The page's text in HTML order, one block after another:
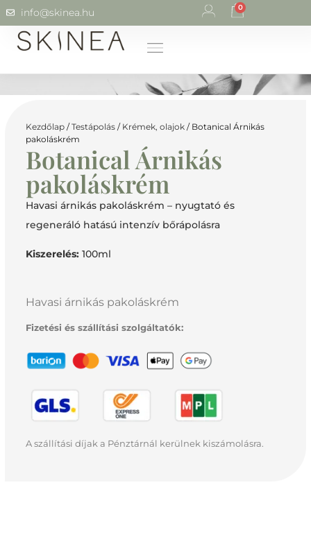
info@skinea.hu 0
Kezdőlap /Testápolás / Krémek, olajok / Botanical Árnikás
pakoláskrém
Botanical Árnikás
pakoláskrém
Havasi árnikás pakoláskrém – nyugtató és
regeneráló hatású intenzív bőrápolásra
Kiszerelés: 100ml
Havasi árnikás pakoláskrém
Fizetési és szállítási szolgáltatók:
A szállítási díjak a Pénztárnál kerülnek kiszámolásra.